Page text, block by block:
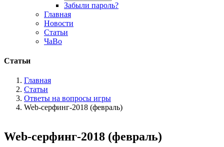
Забыли пароль?
Главная
Новости
Статьи
ЧаВо
Статьи
Главная
Статьи
Ответы на вопросы игры
Web-серфинг-2018 (февраль)
Web-серфинг-2018 (февраль)